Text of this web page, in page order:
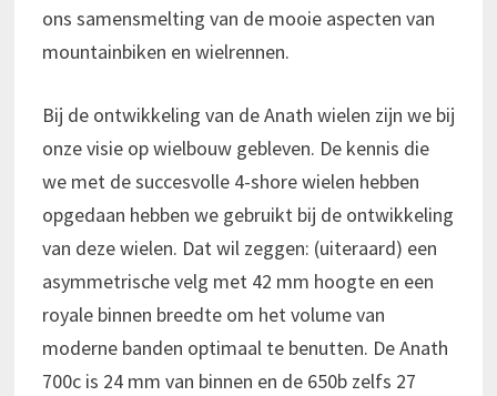
ons samensmelting van de mooie aspecten van
mountainbiken en wielrennen.
Bij de ontwikkeling van de Anath wielen zijn we bij
onze visie op wielbouw gebleven. De kennis die
we met de succesvolle 4-shore wielen hebben
opgedaan hebben we gebruikt bij de ontwikkeling
van deze wielen. Dat wil zeggen: (uiteraard) een
asymmetrische velg met 42 mm hoogte en een
royale binnen breedte om het volume van
moderne banden optimaal te benutten. De Anath
700c is 24 mm van binnen en de 650b zelfs 27